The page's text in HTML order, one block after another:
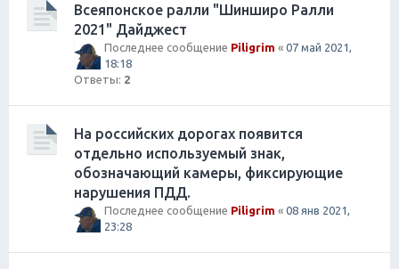
Всеяпонское ралли "Шинширо Ралли
2021" Дайджест
Последнее сообщение Piligrim « 07 май 2021,
18:18
Ответы: 2
На российских дорогах появится
отдельно используемый знак,
обозначающий камеры, фиксирующие
нарушения ПДД.
Последнее сообщение Piligrim « 08 янв 2021,
23:28